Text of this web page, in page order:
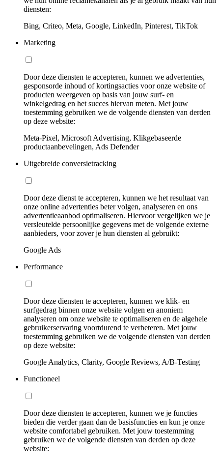
diensten:
Bing, Criteo, Meta, Google, LinkedIn, Pinterest, TikTok
Marketing
Door deze diensten te accepteren, kunnen we advertenties,
gesponsorde inhoud of kortingsacties voor onze website of
producten weergeven op basis van jouw surf- en
winkelgedrag en het succes hiervan meten. Met jouw
toestemming gebruiken we de volgende diensten van derden
op deze website:
Meta-Pixel, Microsoft Advertising, Klikgebaseerde
productaanbevelingen, Ads Defender
Uitgebreide conversietracking
Door deze dienst te accepteren, kunnen we het resultaat van
onze online advertenties beter volgen, analyseren en ons
advertentieaanbod optimaliseren. Hiervoor vergelijken we je
versleutelde persoonlijke gegevens met de volgende externe
aanbieders, voor zover je hun diensten al gebruikt:
Google Ads
Performance
Door deze diensten te accepteren, kunnen we klik- en
surfgedrag binnen onze website volgen en anoniem
analyseren om onze website te optimaliseren en de algehele
gebruikerservaring voortdurend te verbeteren. Met jouw
toestemming gebruiken we de volgende diensten van derden
op deze website:
Google Analytics, Clarity, Google Reviews, A/B-Testing
Functioneel
Door deze diensten te accepteren, kunnen we je functies
bieden die verder gaan dan de basisfuncties en kun je onze
website comfortabel gebruiken. Met jouw toestemming
gebruiken we de volgende diensten van derden op deze
website: